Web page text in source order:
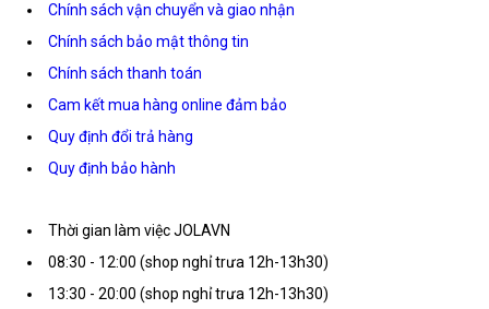
Chính sách vận chuyển và giao nhận
Chính sách bảo mật thông tin
Chính sách thanh toán
Cam kết mua hàng online đảm bảo
Quy định đổi trả hàng
Quy định bảo hành
Thời gian làm việc JOLAVN
08:30 - 12:00 (shop nghỉ trưa 12h-13h30)
13:30 - 20:00 (shop nghỉ trưa 12h-13h30)